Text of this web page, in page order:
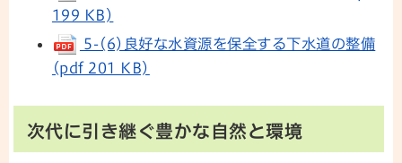
199 KB)
5-(6)良好な水資源を保全する下水道の整備
(pdf 201 KB)
次代に引き継ぐ豊かな自然と環境